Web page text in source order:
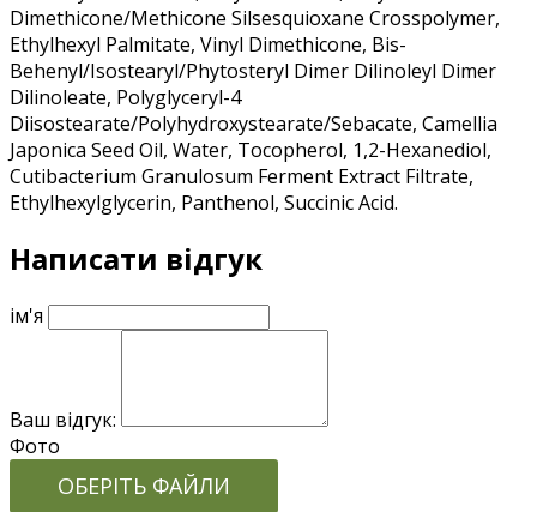
Dimethicone/Methicone Silsesquioxane Crosspolymer,
Ethylhexyl Palmitate, Vinyl Dimethicone, Bis-
Behenyl/Isostearyl/Phytosteryl Dimer Dilinoleyl Dimer
Dilinoleate, Polyglyceryl-4
Diisostearate/Polyhydroxystearate/Sebacate, Camellia
Japonica Seed Oil, Water, Tocopherol, 1,2-Hexanediol,
Cutibacterium Granulosum Ferment Extract Filtrate,
Ethylhexylglycerin, Panthenol, Succinic Acid.
Написати відгук
ім'я
Ваш відгук:
Фото
ОБЕРІТЬ ФАЙЛИ